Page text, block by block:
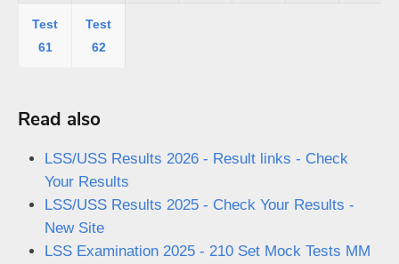
Test
61
Test
62
Read also
LSS/USS Results 2026 - Result links - Check
Your Results
LSS/USS Results 2025 - Check Your Results -
New Site
LSS Examination 2025 - 210 Set Mock Tests MM